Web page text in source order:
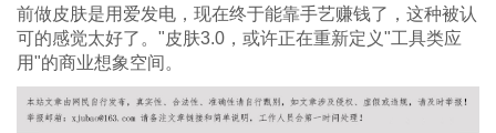
前做皮肤是用爱发电，现在终于能靠手艺赚钱了，这种被认
可的感觉太好了。"皮肤3.0，或许正在重新定义"工具类应
用"的商业想象空间。